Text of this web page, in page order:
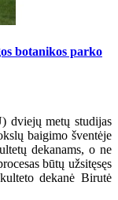
botanikos parko
dviejų metų studijas
baigimo šventėje
dekanams, o ne
būtų užsitęsęs
dekanė Birutė